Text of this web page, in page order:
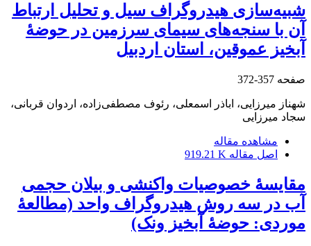
شبیه‌سازی هیدروگراف سیل و تحلیل ارتباط
آن با سنجه‌های سیمای سرزمین در حوضۀ
آبخیز عموقین، استان اردبیل
صفحه 357-372
شهناز میرزایی، اباذر اسمعلی، رئوف مصطفی‌زاده، اردوان قربانی،
سجاد میرزایی
مشاهده مقاله
اصل مقاله 919.21 K
مقایسۀ خصوصیات واکنشی و بیلان حجمی
آب در سه روش هیدروگراف واحد (مطالعۀ
موردی: حوضۀ آبخیز ونک)